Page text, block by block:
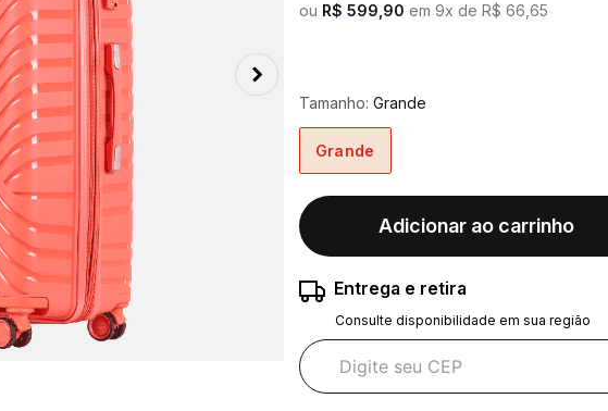
ou R$ 599 90 em 9x de R$ 66 65
Tamanho: Grande
Grande
Adicionar ao carrinho
Entrega e retira
Consulte disponibilidade em sua região